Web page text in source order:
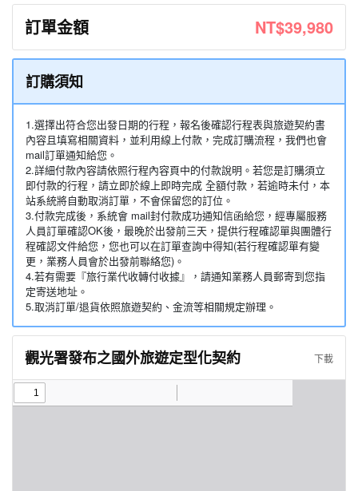
訂單金額 NT$39,980
訂購須知
1.選擇出符合您出發日期的行程，報名後確認行程表與旅遊契約書
內容且填寫相關資料，並利用線上付款，完成訂購流程，我們也會
mail訂單通知給您。
2.詳細付款內容請依照行程內容頁中的付款說明。若您是訂購須立
即付款的行程，請立即於線上即時完成 全額付款，若逾時未付，本
站系統將自動取消訂單，不會保留您的訂位。
3.付款完成後，系統會 mail封付款成功通知信函給您，經專屬服務
人員訂單確認OK後，最晚於出發前三天，提供行程確認單與團體行
程確認文件給您，您也可以在訂單查詢中得知(若行程確認單有變
更，業務人員會於出發前聯絡您)。
4.若有需要『旅行業代收轉付收據』，請通知業務人員郵寄到您指
定寄送地址。
5.取消訂單/退貨依照旅遊契約、金流等相關規定辦理。
觀光署發布之國外旅遊定型化契約 下載